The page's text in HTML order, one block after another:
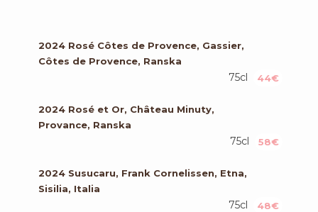
2024 Rosé Côtes de Provence, Gassier,
Côtes de Provence, Ranska
44€
75cl
2024 Rosé et Or, Château Minuty,
Provance, Ranska
58€
75cl
2024 Susucaru, Frank Cornelissen, Etna,
Sisilia, Italia
48€
75cl